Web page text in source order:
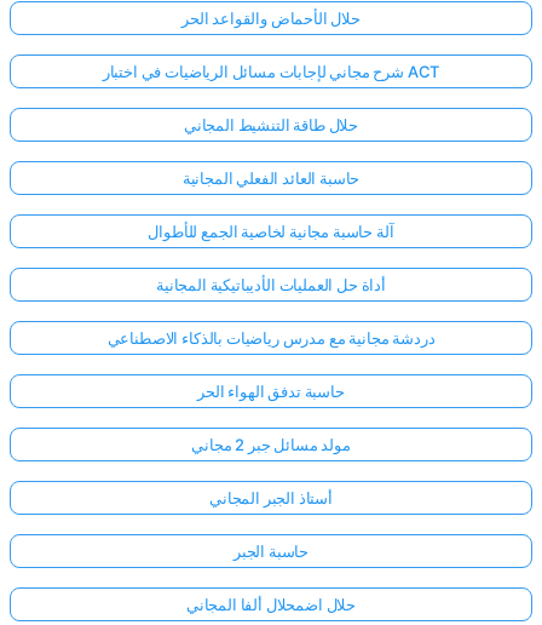
حلال الأحماض والقواعد الحر
شرح مجاني لإجابات مسائل الرياضيات في اختبار ACT
حلال طاقة التنشيط المجاني
حاسبة العائد الفعلي المجانية
آلة حاسبة مجانية لخاصية الجمع للأطوال
أداة حل العمليات الأديباتيكية المجانية
دردشة مجانية مع مدرس رياضيات بالذكاء الاصطناعي
حاسبة تدفق الهواء الحر
مولد مسائل جبر 2 مجاني
أستاذ الجبر المجاني
حاسبة الجبر
حلال اضمحلال ألفا المجاني